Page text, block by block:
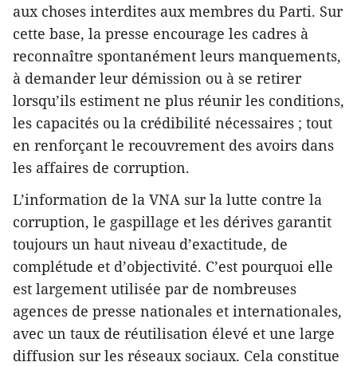
aux choses interdites aux membres du Parti. Sur
cette base, la presse encourage les cadres à
reconnaître spontanément leurs manquements,
à demander leur démission ou à se retirer
lorsqu’ils estiment ne plus réunir les conditions,
les capacités ou la crédibilité nécessaires ; tout
en renforçant le recouvrement des avoirs dans
les affaires de corruption.
L’information de la VNA sur la lutte contre la
corruption, le gaspillage et les dérives garantit
toujours un haut niveau d’exactitude, de
complétude et d’objectivité. C’est pourquoi elle
est largement utilisée par de nombreuses
agences de presse nationales et internationales,
avec un taux de réutilisation élevé et une large
diffusion sur les réseaux sociaux. Cela constitue